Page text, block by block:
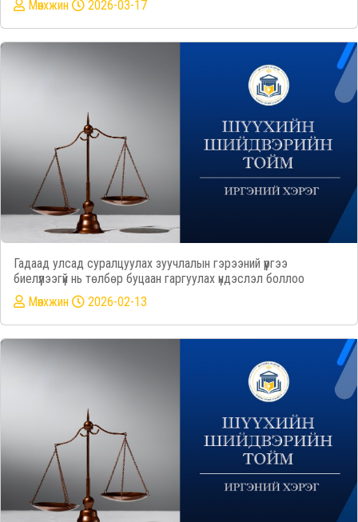
Mөнхжин 2026-03-17
Гадаад улсад суралцуулах зуучлалын гэрээний үүргээ
биелүүлээгүй нь төлбөр буцаан гаргуулах үндэслэл боллоо
Mөнхжин
2026-02-13